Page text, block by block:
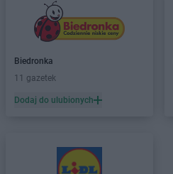
Biedronka
11 gazetek
Dodaj do ulubionych